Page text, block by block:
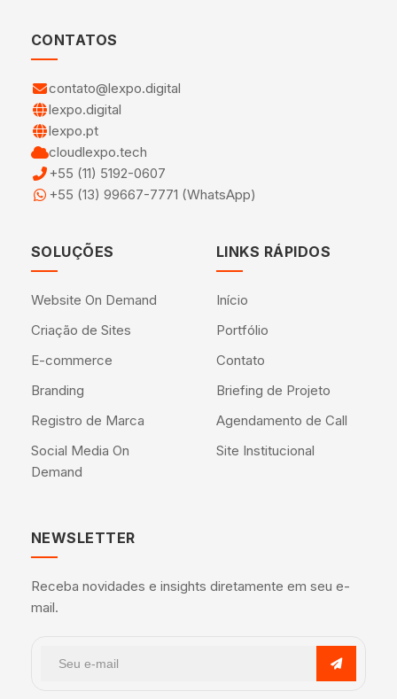
CONTATOS
contato@lexpo.digital
lexpo.digital
lexpo.pt
cloudlexpo.tech
+55 (11) 5192-0607
+55 (13) 99667-7771 (WhatsApp)
SOLUÇÕES
Website On Demand
Criação de Sites
E-commerce
Branding
Registro de Marca
Social Media On
Demand
LINKS RÁPIDOS
Início
Portfólio
Contato
Briefing de Projeto
Agendamento de Call
Site Institucional
NEWSLETTER
Receba novidades e insights diretamente em seu e-
mail.